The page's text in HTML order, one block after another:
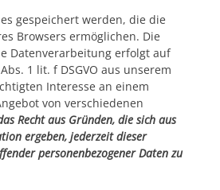
gespeichert werden, die die
Browsers ermöglichen. Die
Datenverarbeitung erfolgt auf
1 lit. f DSGVO aus unserem
Interesse an einem
von verschiedenen
Recht aus Gründen, die sich aus
ergeben, jederzeit dieser
personenbezogener Daten zu